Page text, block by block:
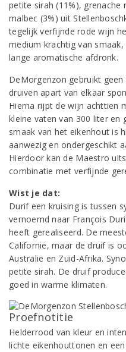
petite sirah (11%), grenache
malbec (3%) uit
tegelijk verfijnde rode wijn
medium krachtig van
lange aromatische afdronk.
DeMorgenzon gebruikt
druiven apart van elkaar
Hierna rijpt de wijn achttien
kleine vaten van 300 liter en
smaak van het eikenhout is
aanwezig en ondergeschikt
Hierdoor kan de Maestro
combinatie met verfijnde
Wist je dat:
Durif een kruising is tussen
vernoemd naar François
heeft gerealiseerd. De
Californië, maar de druif is
Australië en Zuid-Afrika.
petite sirah. De druif
goed in warme klimaten.
Proefnotitie
Helderrood van kleur en
lichte eikenhouttonen en